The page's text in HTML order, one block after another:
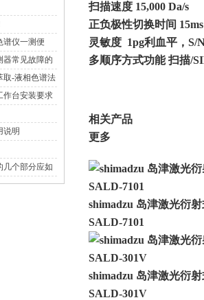
谱仪一测便
器常见故障的
取-液相色谱法
作台安装要求
说明
几个部分应如
扫描速度 15,000 Da/s
正负极性切换时间 15ms
灵敏度 1pg利血平，S/
多顺序方式功能 扫描/
相关产品
更多
shimadzu 岛津激光衍
SALD-7101
shimadzu 岛津激光衍
SALD-301V